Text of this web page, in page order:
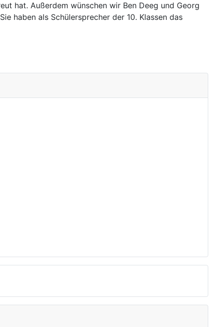
hat. Außerdem wünschen wir Ben Deeg und Georg
haben als Schülersprecher der 10. Klassen das